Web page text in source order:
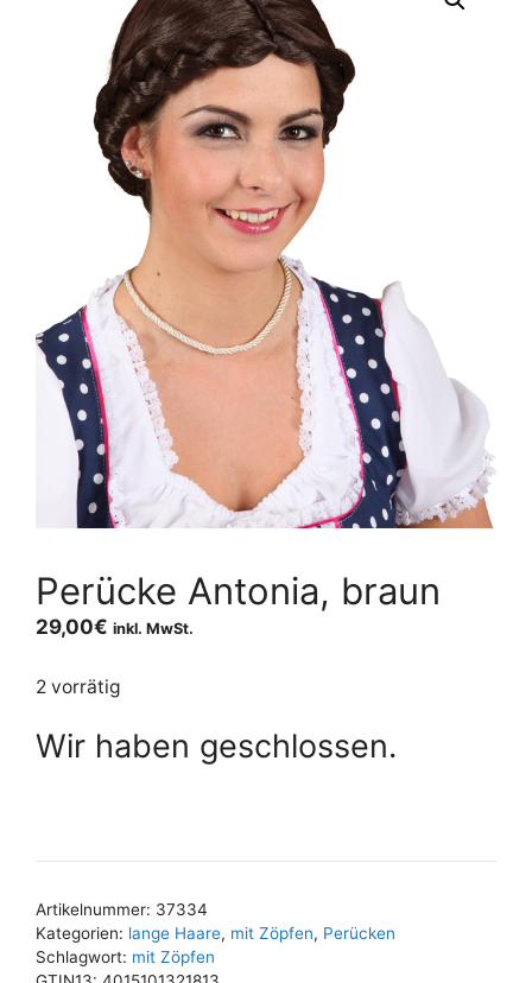
Perücke Antonia, braun
29,00€ inkl. MwSt.
2 vorrätig
Wir haben geschlossen.
Artikelnummer: 37334
Kategorien: lange Haare, mit Zöpfen, Perücken
Schlagwort: mit Zöpfen